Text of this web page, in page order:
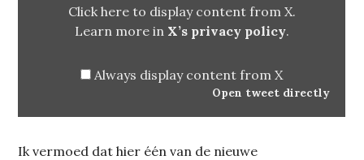
Click here to display content from X.
Learn more in X’s privacy policy.
Always display content from X
Open tweet directly
Ik vermoed dat hier één van de nieuwe